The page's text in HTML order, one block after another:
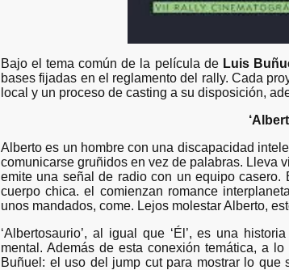
Bajo el tema común de la película de Luis
bases fijadas en el reglamento del rally. Cada
local y un proceso de casting a su disposición,
Alberto es un hombre con una discapacidad
comunicarse gruñidos en vez de palabras. Lleva
emite una señal de radio con un equipo
cuerpo chica. el comienzan romance
unos mandados, come. Lejos molestar Alberto,
‘Albertosaurio’, al igual que ‘Él’, es una
mental. Además de esta conexión temática, a
Buñuel: el uso del jump cut para mostrar lo